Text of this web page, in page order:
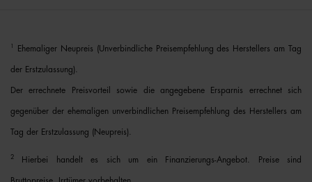
Ehemaliger Neupreis (Unverbindliche Preisempfehlung des Herstellers am Tag
der Erstzulassung).
Der errechnete Preisvorteil sowie die angegebene Ersparnis errechnet sich
gegenüber der ehemaligen unverbindlichen Preisempfehlung des Herstellers am
Tag der Erstzulassung (Neupreis).
2 Hierbei handelt es sich um ein Finanzierungs-Angebot. Preise sind